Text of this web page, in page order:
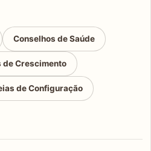
Conselhos de Saúde
de Crescimento
de Configuração